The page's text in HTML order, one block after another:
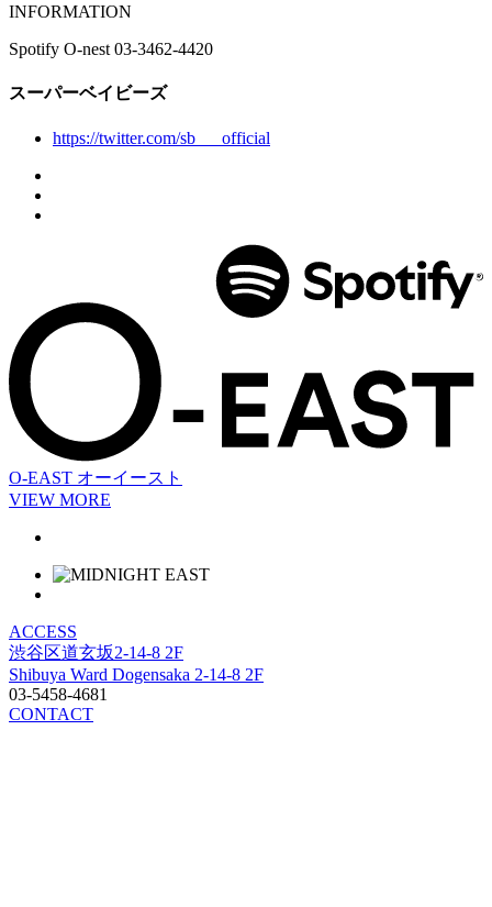
INFORMATION
Spotify O-nest 03-3462-4420
スーパーベイビーズ
https://twitter.com/sb___official
O-EAST オーイースト
VIEW MORE
ACCESS
渋谷区道玄坂2-14-8 2F
Shibuya Ward Dogensaka 2-14-8 2F
03-5458-4681
CONTACT